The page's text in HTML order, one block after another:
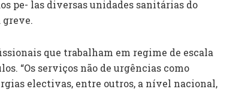
pe- las diversas unidades sanitárias do
greve.
que trabalham em regime de escala
“Os serviços não de urgências como
electivas, entre outros, a nível nacional,